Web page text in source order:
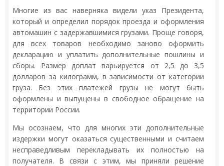
Многие из вас наверняка видели указ Президента,
который и определил порядок проезда и оформления
автомашин с задержавшимися грузами. Проще говоря,
для всех товаров необходимо заново оформить
декларацию и уплатить дополнительные пошлины и
сборы. Размер доплат варьируется от 2,5 до 3,5
долларов за килограмм, в зависимости от категории
груза. Без этих платежей грузы не могут быть
оформлены и выпущены в свободное обращение на
территории России.
Мы осознаем, что для многих эти дополнительные
издержки могут оказаться существенными и считаем
несправедливым перекладывать их полностью на
получателя. В связи с этим, мы приняли решение